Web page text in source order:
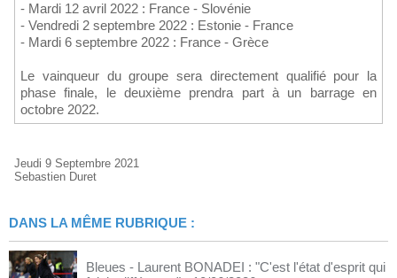
- Mardi 12 avril 2022 : France - Slovénie
- Vendredi 2 septembre 2022 : Estonie - France
- Mardi 6 septembre 2022 : France - Grèce
Le vainqueur du groupe sera directement qualifié pour la
phase finale, le deuxième prendra part à un barrage en
octobre 2022.
Jeudi 9 Septembre 2021
Sebastien Duret
DANS LA MÊME RUBRIQUE :
Bleues - Laurent BONADEI : "C'est l'état d'esprit qui